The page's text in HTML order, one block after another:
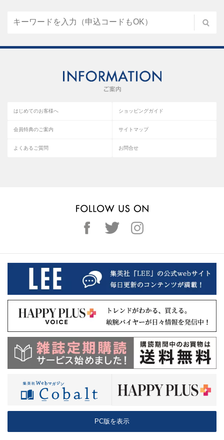
はじめてのお客様へ ショッピングガイド
会員特典のご案内 サイトマップ
よくあるご質問 お問合せ
PC版を表示